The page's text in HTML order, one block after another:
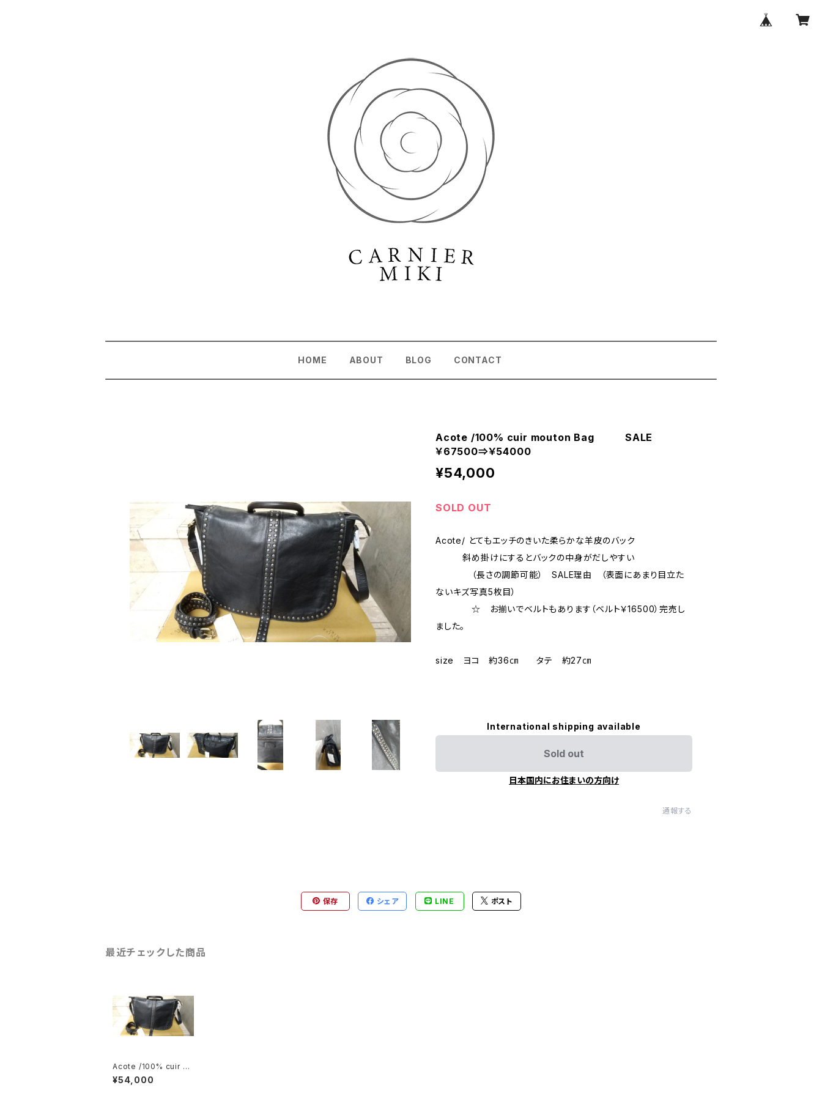
HOME ABOUT BLOG CONTACT
Acote /100% cuir mouton Bag SALE
￥67500⇒￥54000
¥54,000
SOLD OUT
Acote/ とてもエッチのきいた柔らかな羊皮のバック
斜め掛けにするとバックの中身がだしやすい
（長さの調節可能） SALE理由 （表面にあまり目立た
ないキズ写真5枚目）
☆ お揃いでベルトもあります（ベルト￥16500）完売し
ました。
size ヨコ 約36㎝ タテ 約27㎝
International shipping available
Sold out
日本国内にお住まいの方向け
通報する
保存 シェア LINE ポスト
最近チェックした商品
Acote /100% cuir m
outon Bag SAL
E ￥67500⇒￥5400
¥54,000